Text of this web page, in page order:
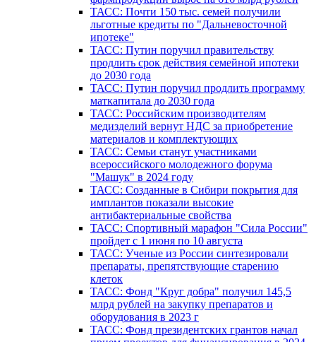
ТАСС: Почти 150 тыс. семей получили
льготные кредиты по "Дальневосточной
ипотеке"
ТАСС: Путин поручил правительству
продлить срок действия семейной ипотеки
до 2030 года
ТАСС: Путин поручил продлить программу
маткапитала до 2030 года
ТАСС: Российским производителям
медизделий вернут НДС за приобретение
материалов и комплектующих
ТАСС: Семьи станут участниками
всероссийского молодежного форума
"Машук" в 2024 году
ТАСС: Созданные в Сибири покрытия для
имплантов показали высокие
антибактериальные свойства
ТАСС: Спортивный марафон "Сила России"
пройдет с 1 июня по 10 августа
ТАСС: Ученые из России синтезировали
препараты, препятствующие старению
клеток
ТАСС: Фонд "Круг добра" получил 145,5
млрд рублей на закупку препаратов и
оборудования в 2023 г
ТАСС: Фонд президентских грантов начал